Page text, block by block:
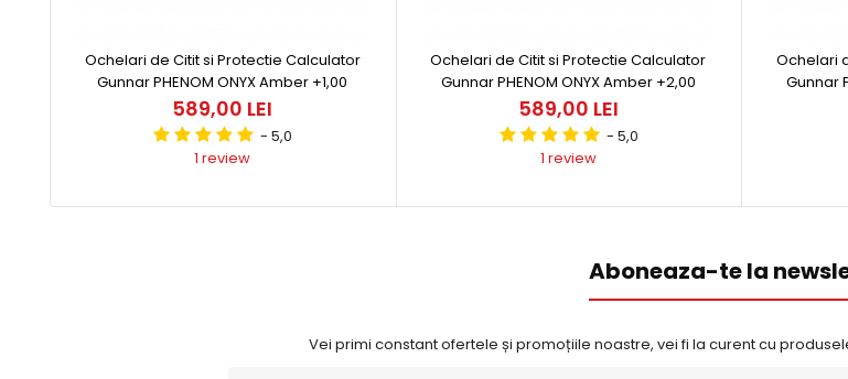
Ochelari de Citit si Protectie Calculator
Gunnar PHENOM ONYX Amber +1,00
589,00 LEI
- 5,0
1 review
Ochelari de Citit si Protectie Calculator
Gunnar PHENOM ONYX Amber +2,00
589,00 LEI
- 5,0
1 review
Ochelari
Gunnar
Aboneaza-te la
Vei primi constant ofertele și promoțiile noastre, vei fi la curent cu